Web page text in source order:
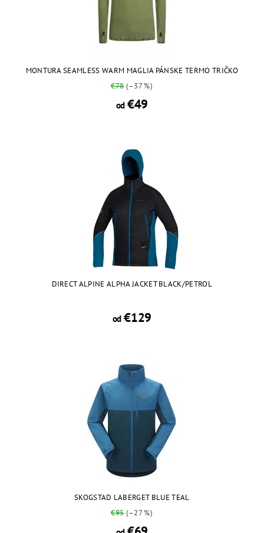
MONTURA SEAMLESS WARM MAGLIA PÁNSKE TERMO TRIČKO
€78(–37 %)
od€49
DIRECT ALPINE ALPHA JACKET BLACK/PETROL
od€129
SKOGSTAD LABERGET BLUE TEAL
€95(–27 %)